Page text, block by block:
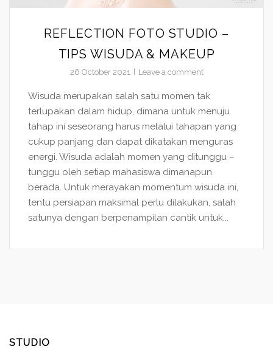
REFLECTION FOTO STUDIO –
TIPS WISUDA & MAKEUP
26 October 2021 Leave a comment
Wisuda merupakan salah satu momen tak
terlupakan dalam hidup, dimana untuk menuju
tahap ini seseorang harus melalui tahapan yang
cukup panjang dan dapat dikatakan menguras
energi. Wisuda adalah momen yang ditunggu –
tunggu oleh setiap mahasiswa dimanapun
berada. Untuk merayakan momentum wisuda ini,
tentu persiapan maksimal perlu dilakukan, salah
satunya dengan berpenampilan cantik untuk...
STUDIO